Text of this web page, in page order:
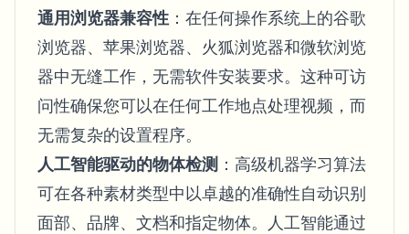
通用浏览器兼容性 ：在任何操作系统上的谷歌
浏览器、苹果浏览器、火狐浏览器和微软浏览
器中无缝工作，无需软件安装要求。这种可访
问性确保您可以在任何工作地点处理视频，而
无需复杂的设置程序。
人工智能驱动的物体检测 ：高级机器学习算法
可在各种素材类型中以卓越的准确性自动识别
面部、品牌、文档和指定物体。人工智能通过